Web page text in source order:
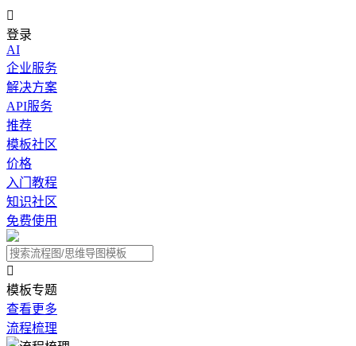

登录
AI
企业服务
解决方案
API服务
推荐
模板社区
价格
入门教程
知识社区
免费使用

模板专题
查看更多
流程梳理